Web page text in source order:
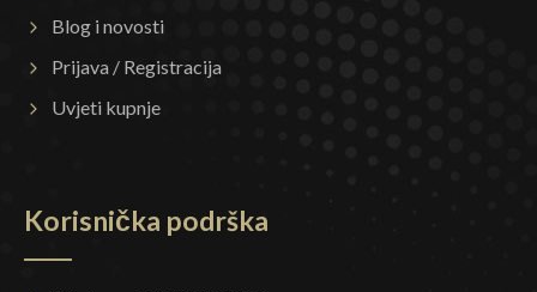
Blog i novosti
Prijava / Registracija
Uvjeti kupnje
Korisnička podrška